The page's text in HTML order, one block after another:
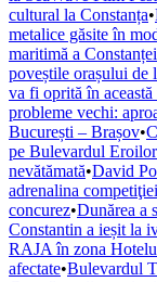
cultural la Constanța•
metalice găsite în
maritimă a
poveștile orașului de
va fi oprită în
probleme vechi:
București – Brașov•
pe Bulevardul
nevătămată•David
adrenalina
concurez•Dunărea a
Constantin a ieșit la
RAJA în zona
afectate•Bulevardul